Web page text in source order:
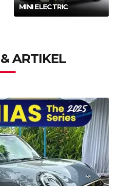
MINI ELECTRIC
ARTIKEL